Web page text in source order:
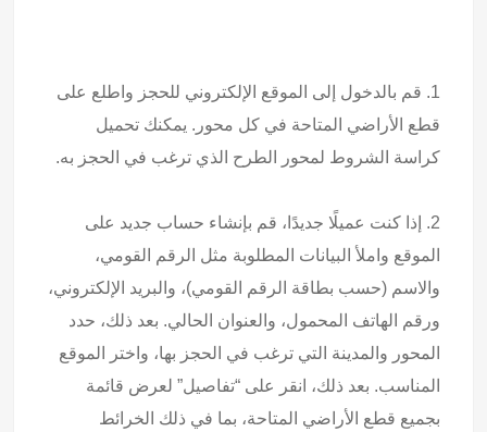
1. قم بالدخول إلى الموقع الإلكتروني للحجز واطلع على
قطع الأراضي المتاحة في كل محور. يمكنك تحميل
كراسة الشروط لمحور الطرح الذي ترغب في الحجز به.
2. إذا كنت عميلًا جديدًا، قم بإنشاء حساب جديد على
الموقع واملأ البيانات المطلوبة مثل الرقم القومي،
والاسم (حسب بطاقة الرقم القومي)، والبريد الإلكتروني،
ورقم الهاتف المحمول، والعنوان الحالي. بعد ذلك، حدد
المحور والمدينة التي ترغب في الحجز بها، واختر الموقع
المناسب. بعد ذلك، انقر على “تفاصيل” لعرض قائمة
بجميع قطع الأراضي المتاحة، بما في ذلك الخرائط